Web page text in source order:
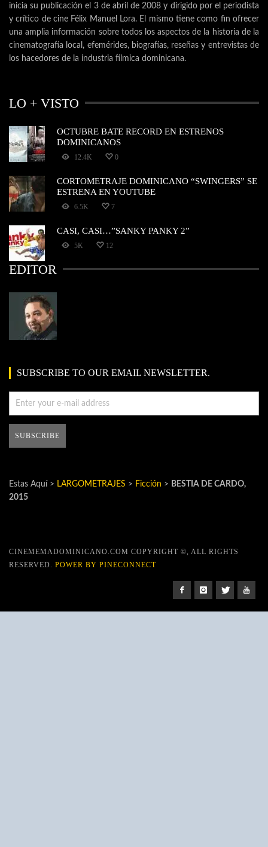
inicia su publicación el 3 de abril de 2008 y dirigido por el periodista
y crítico de cine Félix Manuel Lora. El mismo tiene como fin ofrecer
una amplia información sobre todos los aspectos de la historia de la
cinematografía local, efemérides, biografías, reseñas y entrevistas de
los hacedores de la industria fílmica dominicana.
LO + VISTO
OCTUBRE BATE RECORD EN ESTRENOS
DOMINICANOS
12.4K 0
CORTOMETRAJE DOMINICANO “SWINGERS” SE
ESTRENA EN YOUTUBE
6.5K 7
CASI, CASI…”SANKY PANKY 2”
5K 12
EDITOR
SUBSCRIBE TO OUR EMAIL NEWSLETTER.
Estas Aquí > LARGOMETRAJES > Ficción > BESTIA DE CARDO,
2015
CINEMEMADOMINICANO.COM COPYRIGHT ©, ALL RIGHTS
RESERVED. POWER BY PINECONNECT